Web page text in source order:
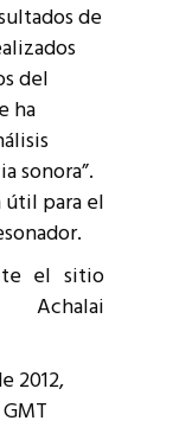
de
del
ha
sonora”.
para el
el sitio
2012,